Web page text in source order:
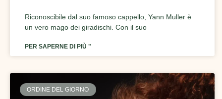
Riconoscibile dal suo famoso cappello, Yann Muller è
un vero mago dei giradischi. Con il suo
PER SAPERNE DI PIÙ "
ORDINE DEL GIORNO